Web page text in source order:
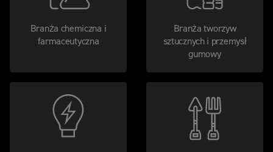
Branża chemiczna i
farmaceutyczna
Branża tworzyw
sztucznych i przemysł
gumowy